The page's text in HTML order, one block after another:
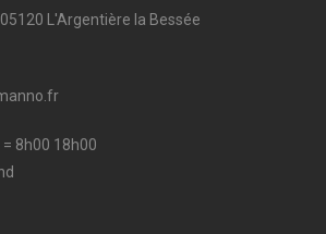
L'Argentière la Bessée
= 8h00 18h00